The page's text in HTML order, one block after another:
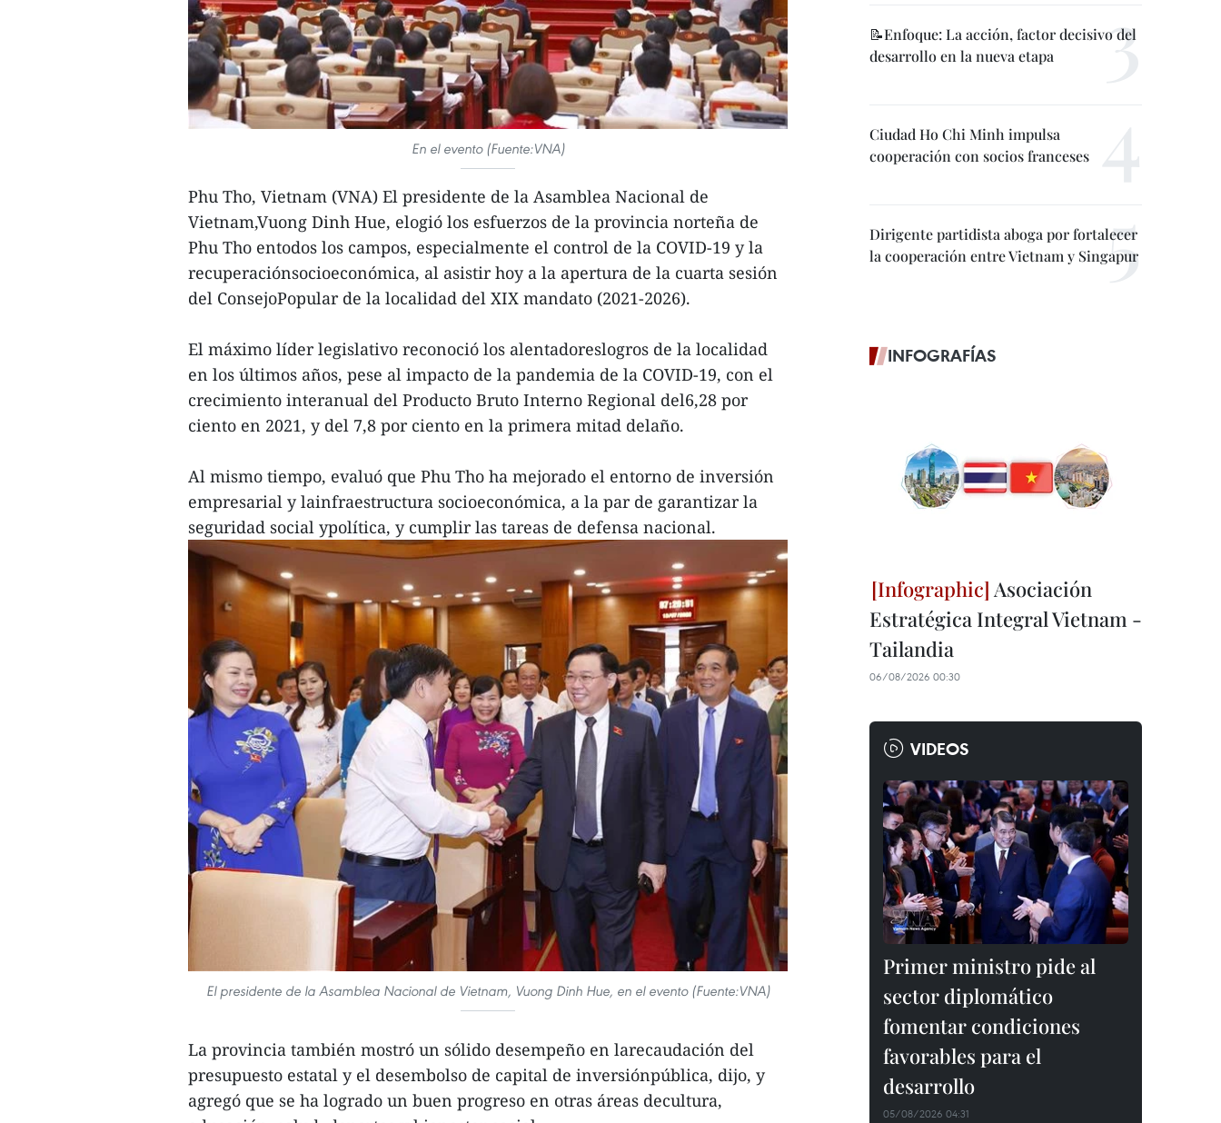
En el evento (Fuente:VNA)
Phu Tho, Vietnam (VNA) El presidente de la Asamblea Nacional de
Vietnam,Vuong Dinh Hue, elogió los esfuerzos de la provincia norteña de
Phu Tho entodos los campos, especialmente el control de la COVID-19 y la
recuperaciónsocioeconómica, al asistir hoy a la apertura de la cuarta sesión
del ConsejoPopular de la localidad del XIX mandato (2021-2026).
El máximo líder legislativo reconoció los alentadoreslogros de la localidad
en los últimos años, pese al impacto de la pandemia de la COVID-19, con el
crecimiento interanual del Producto Bruto Interno Regional del6,28 por
ciento en 2021, y del 7,8 por ciento en la primera mitad delaño.
Al mismo tiempo, evaluó que Phu Tho ha mejorado el entorno de inversión
empresarial y lainfraestructura socioeconómica, a la par de garantizar la
seguridad social ypolítica, y cumplir las tareas de defensa nacional.
El presidente de la Asamblea Nacional de Vietnam, Vuong Dinh Hue, en el evento (Fuente:VNA)
La provincia también mostró un sólido desempeño en larecaudación del
presupuesto estatal y el desembolso de capital de inversiónpública, dijo, y
agregó que se ha logrado un buen progreso en otras áreas decultura,
📝Enfoque: La acción, factor decisivo del
desarrollo en la nueva etapa
Ciudad Ho Chi Minh impulsa
cooperación con socios franceses
Dirigente partidista aboga por fortalecer
la cooperación entre Vietnam y Singapur
INFOGRAFÍAS
Asociación
Estratégica Integral Vietnam -
Tailandia
06/08/2026 00:30
VIDEOS
Primer ministro pide al
sector diplomático
fomentar condiciones
favorables para el
desarrollo
05/08/2026 04:31